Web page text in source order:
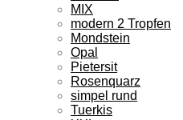
MIX
modern 2 Tropfen
Mondstein
Opal
Pietersit
Rosenquarz
simpel rund
Tuerkis